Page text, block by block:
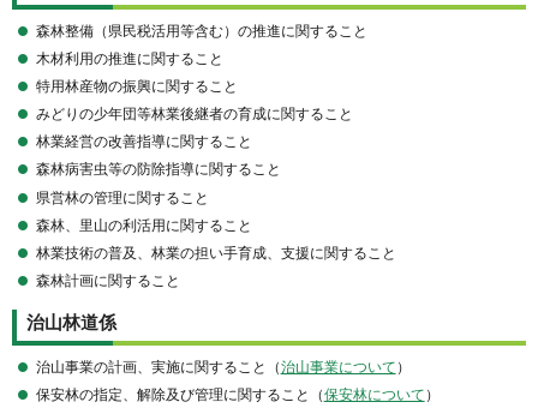
森林整備（県民税活用等含む）の推進に関すること
木材利用の推進に関すること
特用林産物の振興に関すること
みどりの少年団等林業後継者の育成に関すること
林業経営の改善指導に関すること
森林病害虫等の防除指導に関すること
県営林の管理に関すること
森林、里山の利活用に関すること
林業技術の普及、林業の担い手育成、支援に関すること
森林計画に関すること
治山林道係
治山事業の計画、実施に関すること（治山事業について ）
保安林の指定、解除及び管理に関すること（保安林について ）